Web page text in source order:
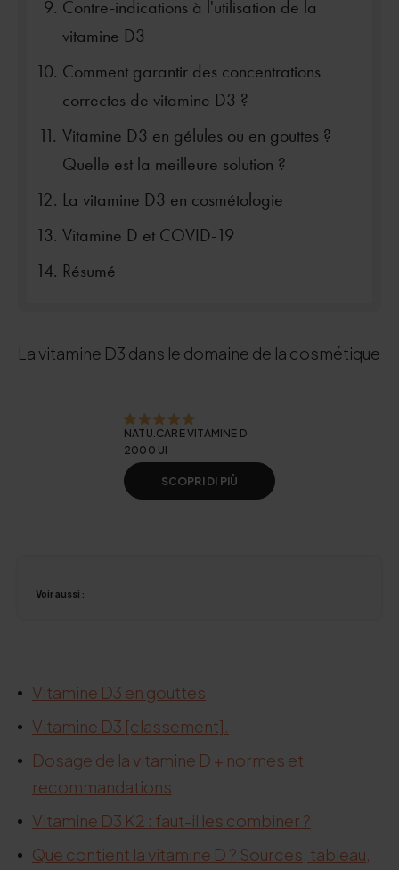
Contre-indications à l'utilisation de la
vitamine D3
Comment garantir des concentrations
correctes de vitamine D3 ?
Vitamine D3 en gélules ou en gouttes ?
Quelle est la meilleure solution ?
La vitamine D3 en cosmétologie
Vitamine D et COVID-19
Résumé
La vitamine D3 dans le domaine de la cosmétique
NATU.CARE VITAMINE D
2000 UI
SCOPRI DI PIÙ
Voir aussi :
Vitamine D3 en gouttes
Vitamine D3 [classement].
Dosage de la vitamine D + normes et
recommandations
Vitamine D3 K2 : faut-il les combiner ?
Que contient la vitamine D ? Sources, tableau,